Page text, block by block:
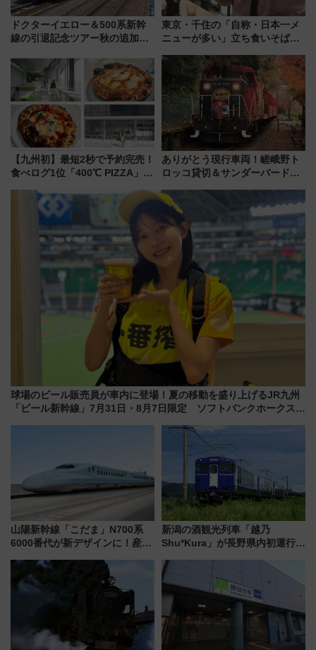
ドクターイエロー＆500系新幹
線の引退記念ツアー秋の追加企
ホテル情報まとめ
東京・千住の「自称・日本一メ
ニューが多い」立ち食いそば屋
地のふらっと立ち食いそば』
7/27夜10時～放送
【九州初】最短2秒で予約完売！
食べログ1位「400℃ PIZZA」が
プン。もつ鍋風など限定メニュ
ありがとう現行車両！嵯峨野ト
ロッコ貸切＆サンダーバードレ
斉藤雪乃＆福原トシヒロと行
く！9月13日「京都の鉄道満喫
ツアー」開催
球場のビール販売員が車内に登場！夏の移動を盛り上げるJR九州
「ビール新幹線」7月31日・8月7日限定 ソフトバンクホークスと
山陽新幹線「こだま」N700系
6000番代が新デザインに！産学
用は今冬から
新潟の酒観光列車「越乃
Shu*Kura」が長野県内初運行！
別企画